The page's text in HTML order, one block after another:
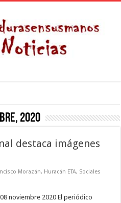
2020
destaca imágenes
Morazán, Huracán ETA, Sociales
noviembre 2020 El periódico